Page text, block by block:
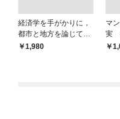
経済学を手がかりに，
都市と地方を論じてみ
よう
￥1,980
マ
実
化
￥